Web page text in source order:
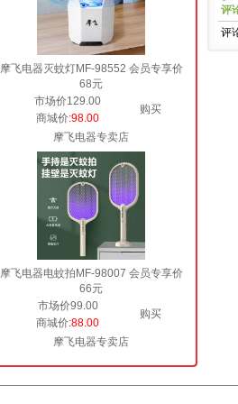
摩飞电器灭蚊灯MF-98552 会员专享价
68元
市场价129.00
购买
商城价:98.00
摩飞电器专卖店
摩飞电器电蚊拍MF-98007 会员专享价
66元
市场价99.00
购买
商城价:88.00
摩飞电器专卖店
评
评